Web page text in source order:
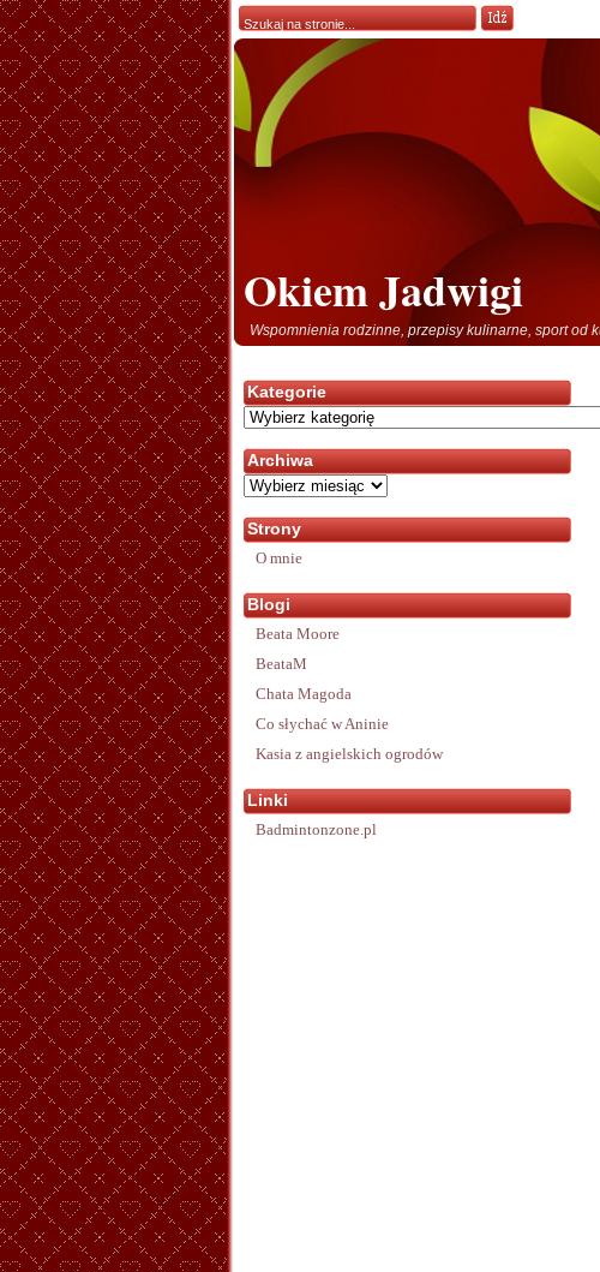
Okiem Jadwigi
Wspomnienia rodzinne, przepisy kulinarne, sport od
Kategorie
Kategorie
Archiwa
Archiwa
Strony
O mnie
Blogi
Beata Moore
BeataM
Chata Magoda
Co słychać w Aninie
Kasia z angielskich ogrodów
Linki
Badmintonzone.pl